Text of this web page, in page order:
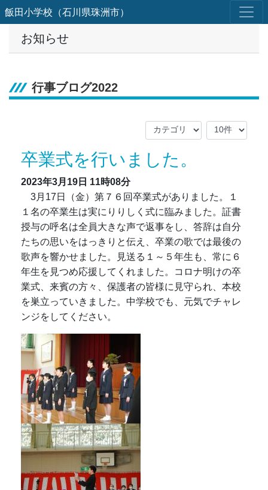
飯田小学校（石川県珠洲市）
お知らせ
行事ブログ2022
卒業式を行いました。
2023年3月19日 11時08分
3月17日（金）第７６回卒業式がありました。１
１名の卒業生は実にりりしく式に臨みました。証書
授与の呼名は全員大きな声で返事をし、答辞は自分
たちの思いをはっきりと伝え、卒業の歌では最後の
歌声を響かせました。見送る１～５年生も、常に６
年生を見つめ応援してくれました。コロナ明けの卒
業式、来賓の方々、保護者の皆様に見守られ、本校
を巣立っていきました。中学校でも、元気でチャレ
ンジをしてください。